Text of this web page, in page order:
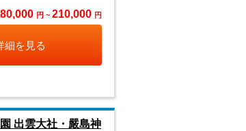
円 ~ 210,000 円
細を見る
出雲大社・嚴島神